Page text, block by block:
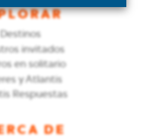
Destinos
invitados
en solitario
y Atlantis
Respuestas
DE